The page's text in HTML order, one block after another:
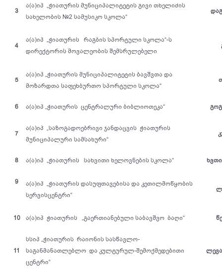
3
ა(ა)იპ „ჭიათურის მუნიციპალიტეტის გივი თხელიძის
სახელობის №2 სამუსიკო სკოლა“
4
ა(ა)იპ „ჭიათურის რაგბის სპორტული სკოლა“-ს
დირექტორის მოვალეობის შემსრულებელი
5
ა(ა)იპ „ჭიათურის მუნიციპალიტეტის ბავშვთა და
მოზარდთა საფეხბურთო სპორტული სკოლა“
6 ა(ა)იპ „ჭიათურის ცენტრალური ბიბლიოთეკა“
7
ა(ა)იპ „საზოგადოებრივი ჯანდაცვის ჭიათურის
მუნიციპალური სამსახური“
8 ა(ა)იპ „ჭიათურის სახვითი ხელოვნების სკოლა“
9
ა(ა)იპ „ჭიათურის დასუფთავებისა და კეთილმოწყობის
სერვისცენტრი“
10 ა(ა)იპ ჭიათურის „გაერთიანებული საბავშვო ბაღი“
11
სსიპ „ჭიათურის რაიონის სასწავლო-
საგანმანათლებლო და კულტურულ-შემოქმედებითი
ცენტრი“